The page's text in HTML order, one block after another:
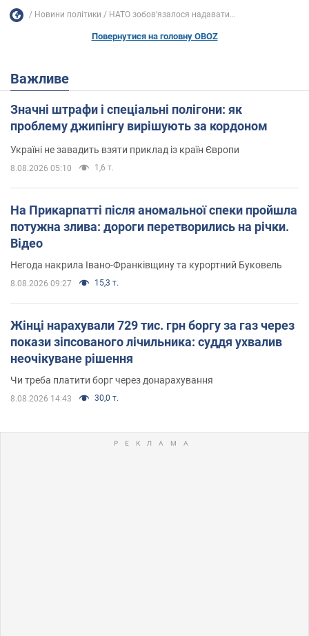
Новини політики НАТО зобов'язалося надавати...
Повернутися на головну OBOZ
Важливе
Значні штрафи і спеціальні полігони: як
проблему джипінгу вирішують за кордоном
Україні не завадить взяти приклад із країн Європи
8.08.2026 05:10 1,6 т.
На Прикарпатті після аномальної спеки пройшла
потужна злива: дороги перетворились на річки.
Відео
Негода накрила Івано-Франківщину та курортний Буковель
8.08.2026 09:27 15,3 т.
Жінці нарахували 729 тис. грн боргу за газ через
покази зіпсованого лічильника: суддя ухвалив
неочікуване рішення
Чи треба платити борг через донарахування
8.08.2026 14:43 30,0 т.